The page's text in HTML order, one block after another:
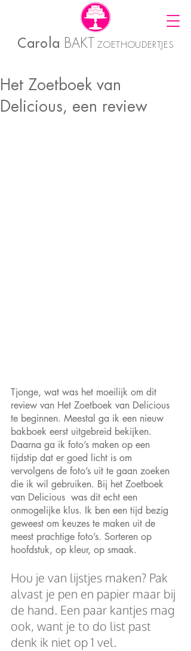
Carola BAKT ZOETHOUDERTJES
Het Zoetboek van
Delicious, een review
Tjonge, wat was het moeilijk om dit
review van Het Zoetboek van Delicious
te beginnen. Meestal ga ik een nieuw
bakboek eerst uitgebreid bekijken.
Daarna ga ik foto’s maken op een
tijdstip dat er goed licht is om
vervolgens de foto’s uit te gaan zoeken
die ik wil gebruiken. Bij het Zoetboek
van Delicious  was dit echt een
onmogelijke klus. Ik ben een tijd bezig
geweest om keuzes te maken uit de
meest prachtige foto’s. Sorteren op
hoofdstuk, op kleur, op smaak.
Hou je van lijstjes maken? Pak
alvast je pen en papier maar bij
de hand. Een paar kantjes mag
ook, want je to do list past
denk ik niet op 1 vel.